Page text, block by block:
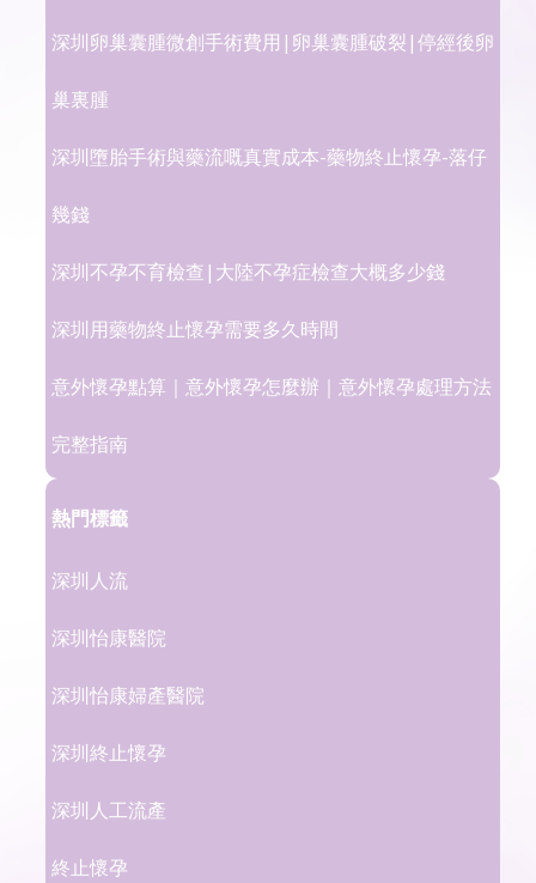
深圳卵巢囊腫微創手術費用|卵巢囊腫破裂|停經後卵
巢裏腫
深圳墮胎手術與藥流嘅真實成本-藥物終止懷孕-落仔
幾錢
深圳不孕不育檢查|大陸不孕症檢查大概多少錢
深圳用藥物終止懷孕需要多久時間
意外懷孕點算｜意外懷孕怎麼辦｜意外懷孕處理方法
完整指南
熱門標籤
深圳人流
深圳怡康醫院
深圳怡康婦產醫院
深圳終止懷孕
深圳人工流產
終止懷孕